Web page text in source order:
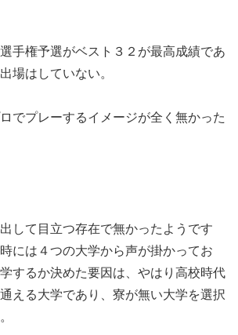
手権予選がベスト３２が最高成績であ
場はしていない。
でプレーするイメージが全く無かった
して目立つ存在で無かったようです
には４つの大学から声が掛かってお
するか決めた要因は、やはり高校時代
える大学であり、寮が無い大学を選択